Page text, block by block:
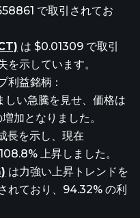
で取引されてお
は $0.01309 で取引
を示しています。
利益銘柄：
しい急騰を見せ、価格は
加となりました。
長を示し、現在
上昇しました。
は力強い上昇トレンドを
れており、94.32% の利